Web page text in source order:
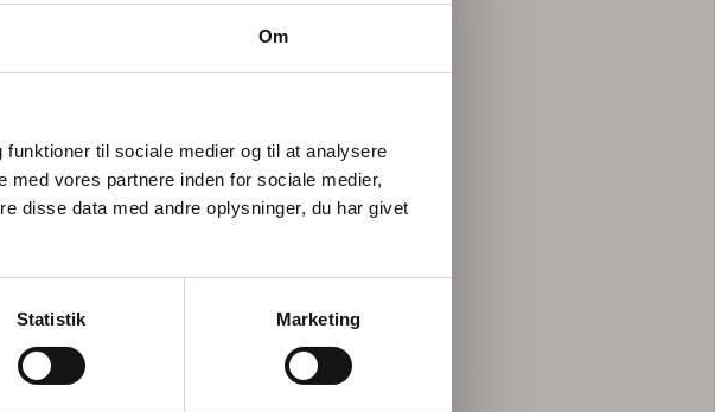
Om
til sociale medier og til at analysere
vores partnere inden for sociale medier,
disse data med andre oplysninger, du har givet
Statistik Marketing
som
Bold fra TOGU